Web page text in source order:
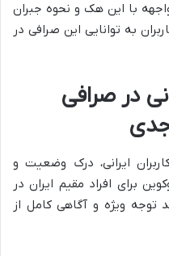
با این هک و نحوه جبران
به توانایی این صرافی در
در صرافی
ایرانی، درک وضعیت و
برای افراد مقیم ایران در
توجه ویژه و آگاهی کامل از